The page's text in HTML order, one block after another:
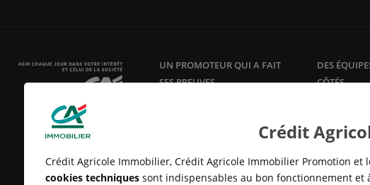
UN PROMOTEUR QUI A FAIT
SES PREUVES
vente de logements neufsdepuis
DES
CÔTÉS
ses clients
offres et
gestion
Crédit
Crédit Agricole Immobilier, Crédit Agricole Immobilier Promotion
cookies techniquessont indispensables au bon fonctionnement et